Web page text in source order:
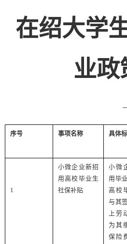
在绍大学
业政
序号 事项名称 具体
1
小微企业新招
用高校毕业生
社保补贴
小微
用毕业
高校
与其
上劳
为其
保险